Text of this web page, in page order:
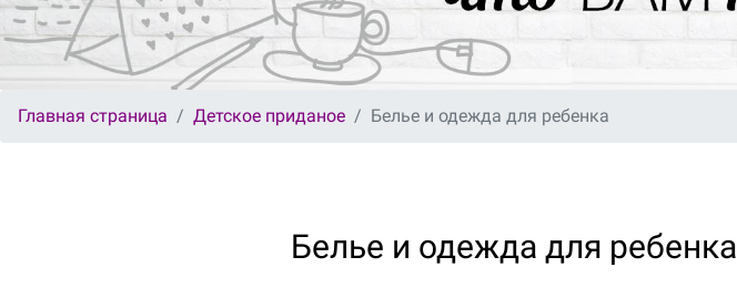
Главная страница Детское приданое Белье и одежда для ребенка
Белье и одежда для ребенка